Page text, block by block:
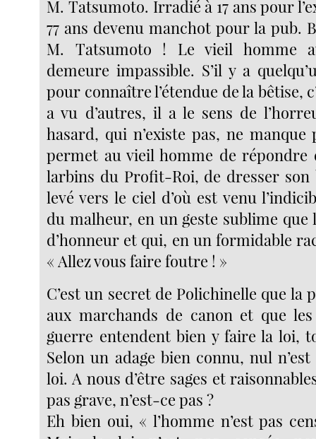
M. Tatsumoto. Irradié à 17 ans pour
77 ans devenu manchot pour la pub.
M. Tatsumoto ! Le vieil homme
demeure impassible. S’il y a
pour connaître l’étendue de la bêtise,
a vu d’autres, il a le sens de
hasard, qui n’existe pas, ne manque
permet au vieil homme de répondre
larbins du Profit-Roi, de dresser
levé vers le ciel d’où est venu
du malheur, en un geste sublime que
d’honneur et qui, en un formidable
« Allez vous faire foutre ! »
C’est un secret de Polichinelle que la
aux marchands de canon et que
guerre entendent bien y faire la loi,
Selon un adage bien connu, nul
loi. A nous d’être sages et
pas grave, n’est-ce pas ?
Eh bien oui, « l’homme n’est pas